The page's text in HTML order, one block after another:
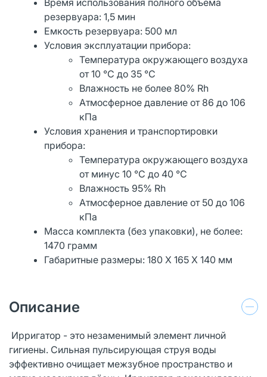
резервуара: 1,5 мин
Емкость резервуара: 500 мл
Условия эксплуатации прибора:
Температура окружающего воздуха
от 10 °C до 35 °C
Влажность не более 80% Rh
Атмосферное давление от 86 до 106
кПа
Условия хранения и транспортировки
прибора:
Температура окружающего воздуха
от минус 10 °C до 40 °C
Влажность 95% Rh
Атмосферное давление от 50 до 106
кПа
Масса комплекта (без упаковки), не более:
1470 грамм
Габаритные размеры: 180 X 165 X 140 мм
Описание
Ирригатор - это незаменимый элемент личной
гигиены. Сильная пульсирующая струя воды
эффективно очищает межзубное пространство и